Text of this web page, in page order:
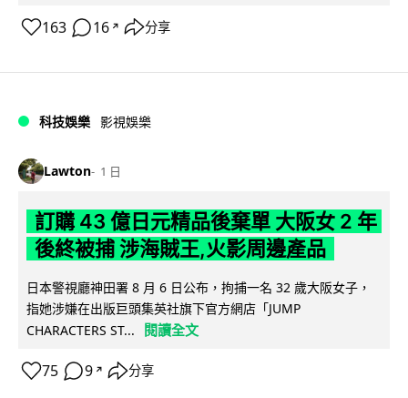
163 16 ↗ 分享
科技娛樂 影視娛樂
Lawton 1 日
訂購 43 億日元精品後棄單 大阪女 2 年
後終被捕 涉海賊王,火影周邊產品
日本警視廳神田署 8 月 6 日公布，拘捕一名 32 歲大阪女子，
指她涉嫌在出版巨頭集英社旗下官方網店「JUMP
CHARACTERS ST...
閱讀全文
75 9 ↗ 分享